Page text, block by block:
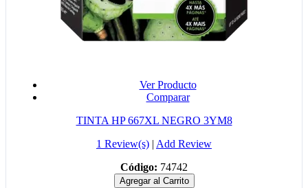
Ver Producto
Comparar
TINTA HP 667XL NEGRO 3YM8
1 Review(s) | Add Review
Código: 74742
Agregar al Carrito